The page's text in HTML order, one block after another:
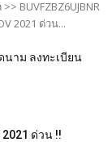
BUVFZBZ6UJBNR
2021 ด่วน...
นาม ลงทะเบียน
ด่วน !!